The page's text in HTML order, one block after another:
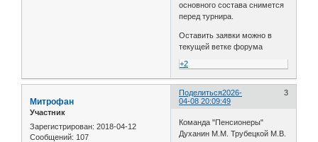
основного состава снимется
перед турнира.
Оставить заявки можно в
текущей ветке форума
+2
Поделиться 3
2026-
04-08 20:09:49
Митрофан
Участник
Зарегистрирован: 2018-04-12
Сообщений: 107
Команда "Пенсионеры"
Духанин М.М. Трубецкой М.В.